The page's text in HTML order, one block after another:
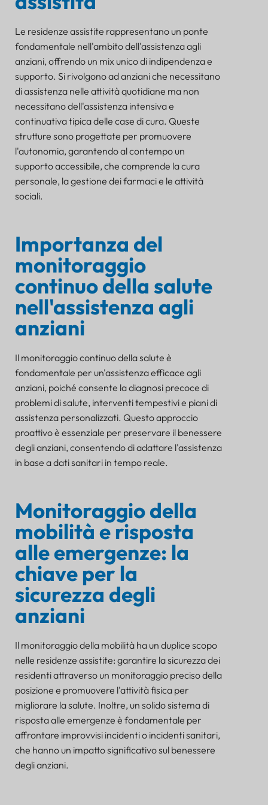
Bluetooth Lansitec
Migliorare l'efficienza operativa
Conclusione e direzioni future: trasformare
l'assistenza agli anziani
Riassumendo il salto tecnologico
Ampliare l'orizzonte
Abbracciare un futuro di tecnologia
compassionevole
Le residenze assistite rappresentano un ponte
fondamentale nell'ambito dell'assistenza agli
anziani, offrendo un mix unico di indipendenza e
supporto. Si rivolgono ad anziani che necessitano
di assistenza nelle attività quotidiane ma non
necessitano dell'assistenza intensiva e
continuativa tipica delle case di cura. Queste
strutture sono progettate per promuovere
l'autonomia, garantendo al contempo un
supporto accessibile, che comprende la cura
personale, la gestione dei farmaci e le attività
sociali.
Importanza del
monitoraggio
continuo della salute
nell'assistenza agli
anziani
Il monitoraggio continuo della salute è
fondamentale per un'assistenza efficace agli
anziani, poiché consente la diagnosi precoce di
problemi di salute, interventi tempestivi e piani di
assistenza personalizzati. Questo approccio
proattivo è essenziale per preservare il benessere
degli anziani, consentendo di adattare l'assistenza
in base a dati sanitari in tempo reale.
Monitoraggio della
mobilità e risposta
alle emergenze: la
chiave per la
sicurezza degli
anziani
Il monitoraggio della mobilità ha un duplice scopo
nelle residenze assistite: garantire la sicurezza dei
residenti attraverso un monitoraggio preciso della
posizione e promuovere l'attività fisica per
migliorare la salute. Inoltre, un solido sistema di
risposta alle emergenze è fondamentale per
affrontare improvvisi incidenti o incidenti sanitari,
che hanno un impatto significativo sul benessere
degli anziani.